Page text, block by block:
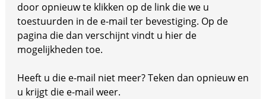
door opnieuw te klikken op de link die we u
toestuurden in de e-mail ter bevestiging. Op de
pagina die dan verschijnt vindt u hier de
mogelijkheden toe.
Heeft u die e-mail niet meer? Teken dan opnieuw en
u krijgt die e-mail weer.